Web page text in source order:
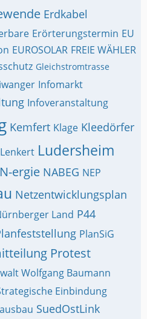
Erdkabel
Erörterungstermin EU
EUROSOLAR FREIE WÄHLER
Gleichstromtrasse
Infomarkt
Infoveranstaltung
Kemfert Klage Kleedörfer
Lenkert Ludersheim
N-ergie NABEG NEP
Netzentwicklungsplan
Land P44
PlanSiG
Protest
Wolfgang Baumann
Einbindung
SuedOstLink